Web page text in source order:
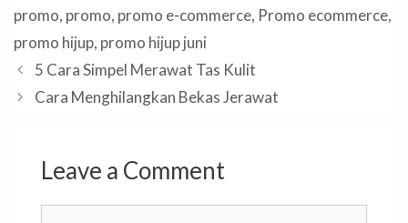
promo, promo, promo e-commerce, Promo ecommerce,
promo hijup, promo hijup juni
5 Cara Simpel Merawat Tas Kulit
Cara Menghilangkan Bekas Jerawat
Leave a Comment